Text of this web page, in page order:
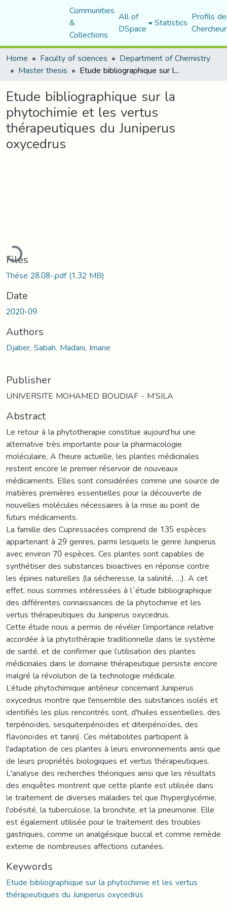
Communities
&
Collections
All of
DSpace Statistics Profils
Home
Faculty of sciences Department of Chemistry
Master thesis Etude bibliographique sur la phytochimie et les vertus thérapeutiques du Juniperus oxycedrus
Etude bibliographique sur la
phytochimie et les vertus
thérapeutiques du Juniperus
oxycedrus
Loading...
Files
Thése 28.08-.pdf(1.32 MB)
Date
2020-09
Authors
Djaber, Sabah. Madani, Imane
Publisher
UNIVERSITE MOHAMED BOUDIAF - M’SILA
Abstract
Le retour à la phytotherapie constitue aujourd’hui une
alternative très importante pour la pharmacologie
moléculaire, A l'heure actuelle, les plantes médicinales
restent encore le premier réservoir de nouveaux
médicaments. Elles sont considérées comme une source de
matières premières essentielles pour la découverte de
nouvelles molécules nécessaires à la mise au point de
futurs médicaments.
La famille des Cupressacées comprend de 135 espèces
appartenant à 29 genres, parmi lesquels le genre Juniperus
avec environ 70 espèces. Ces plantes sont capables de
synthétiser des substances bioactives en réponse contre
les épines naturelles (la sécheresse, la salinité, …). A cet
effet, nous sommes intéressées à l`étude bibliographique
des différentes connaissances de la phytochimie et les
vertus thérapeutiques du Juniperus oxycedrus.
Cette étude nous a permis de révéler l’importance relative
accordée à la phytothérapie traditionnelle dans le système
de santé, et de confirmer que l’utilisation des plantes
médicinales dans le domaine thérapeutique persiste encore
malgré la révolution de la technologie médicale.
L’étude phytochimique antérieur concernant Juniperus
oxycedrus montre que l'ensemble des substances isolés et
identifiés les plus rencontrés sont, d'huiles essentielles, des
terpénoïdes, sesquiterpénoïdes et diterpénoïdes, des
flavonoïdes et tanin). Ces métabolites participent à
l'adaptation de ces plantes à leurs environnements ainsi que
de leurs propriétés biologiques et vertus thérapeutiques.
L'analyse des recherches théoriques ainsi que les résultats
des enquêtes montrent que cette plante est utilisée dans
le traitement de diverses maladies tel que l'hyperglycémie,
l'obésité, la tuberculose, la bronchite, et la pneumonie. Elle
est également utilisée pour le traitement des troubles
gastriques, comme un analgésique buccal et comme remède
externe de nombreuses affections cutanées.
Keywords
Etude bibliographique sur la phytochimie et les vertus
thérapeutiques du Juniperus oxycedrus